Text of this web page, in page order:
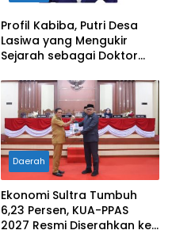
Profil Kabiba, Putri Desa
Lasiwa yang Mengukir
Sejarah sebagai Doktor
Kelahirannya
Daerah
Ekonomi Sultra Tumbuh
6,23 Persen, KUA-PPAS
2027 Resmi Diserahkan ke